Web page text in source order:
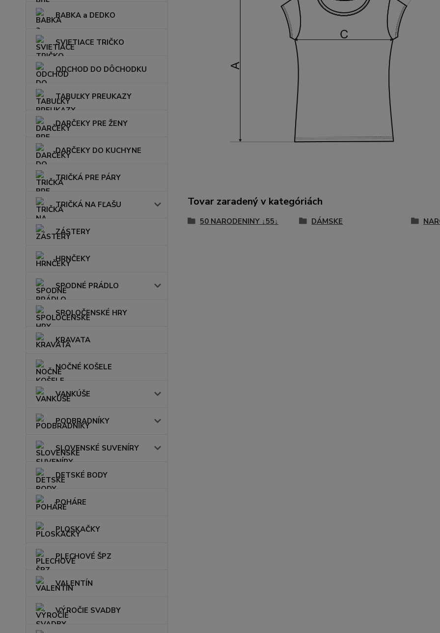
BABKA a DEDKO
SVIETIACE TRIČKO
ODCHOD DO DÔCHODKU
TABUĽKY PREUKAZY
DARČEKY PRE ŽENY
DARČEKY DO KUCHYNE
TRIČKÁ PRE PÁRY
TRIČKÁ NA FĽAŠU
ZÁSTERY
HRNČEKY
SPODNÉ PRÁDLO
SPOLOČENSKÉ HRY
KRAVATA
NOČNÉ KOŠELE
VANKÚŠE
PODBRADNÍKY
SLOVENSKÉ SUVENÍRY
DETSKÉ BODY
POHÁRE
PLOSKAČKY
PLECHOVÉ ŠPZ
VALENTÍN
VÝROČIE SVADBY
Tovar zaradený v kategóriách
50 NARODENINY ↓55↓ DÁMSKE